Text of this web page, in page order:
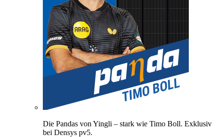
Die Pandas von Yingli – stark wie Timo Boll. Exklusiv
bei Densys pv5.